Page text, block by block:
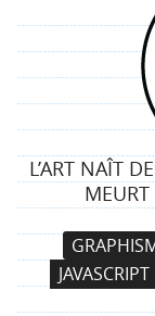
L’ART NAÎT
JAVASCRIPT